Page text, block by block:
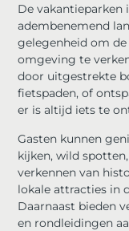
De vakantieparken
adembenemend
gelegenheid om
omgeving te
door uitgestrekte
fietspaden, of
er is altijd iets te
Gasten kunnen
kijken, wild
verkennen van
lokale attracties in
Daarnaast bieden
en rondleidingen